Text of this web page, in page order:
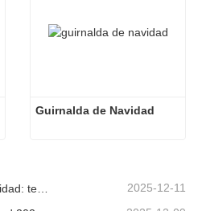
Guirnalda de Navidad
2025-12-11